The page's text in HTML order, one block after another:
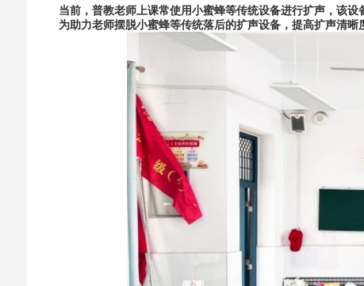
当前，普教老师上课常使用小蜜蜂等传统设备进行扩声，该
为助力老师摆脱小蜜蜂等传统落后的扩声设备，提高扩声清